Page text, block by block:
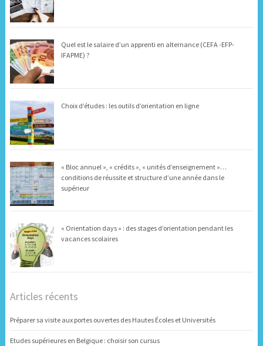
Quel est le salaire d’un apprenti en alternance (CEFA -EFP-
IFAPME) ?
Choix d’études : les outils d’orientation en ligne
« Bloc annuel », « crédits », « unités d’enseignement »…
conditions de réussite et structure d’une année dans le
supérieur
« Orientation days » : des stages d’orientation pendant les
vacances scolaires
Articles récents
Préparer sa visite aux portes ouvertes des Hautes Écoles et Universités
Etudes supérieures en Belgique : choisir son cursus